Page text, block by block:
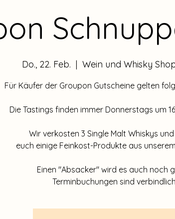
Do., 22. Feb.
  |
Wein und Whisky
Für Käufer der Groupon Gutscheine gelten
Die Tastings finden immer Donnerstags um
Wir verkosten 3 Single Malt Whiskys
euch einige Feinkost-Produkte aus
Einen "Absacker" wird es auch noch